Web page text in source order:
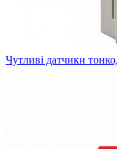
Чутливі датчики